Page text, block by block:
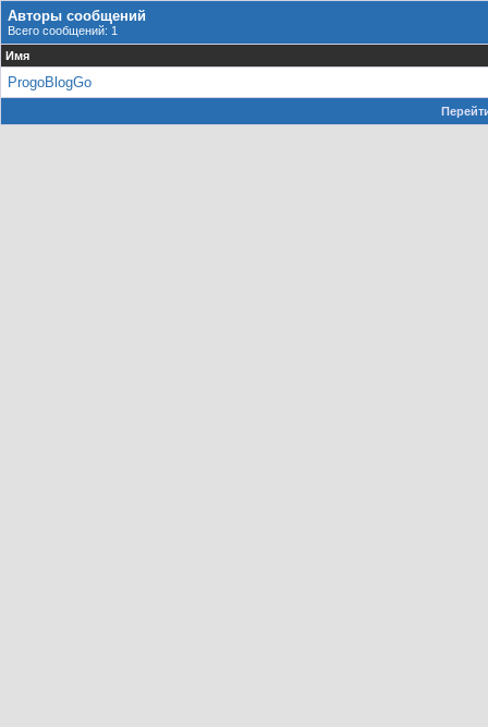
Авторы сообщений
Всего сообщений: 1
Имя
ProgoBlogGo